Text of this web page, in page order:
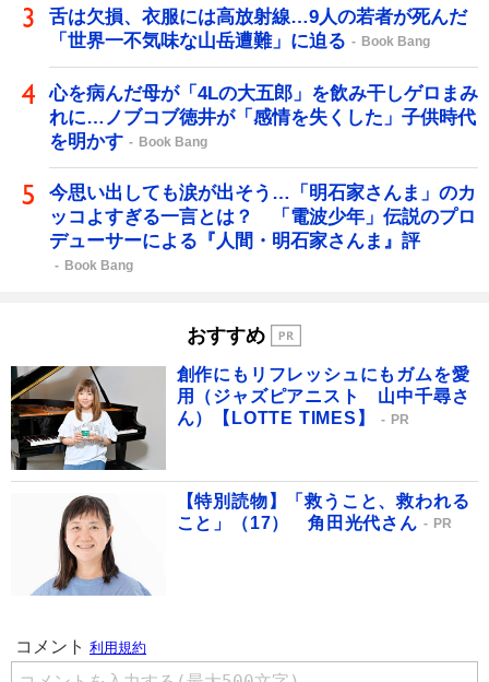
舌は欠損、衣服には高放射線…9人の若者が死んだ
「世界一不気味な山岳遭難」に迫る
Book Bang
心を病んだ母が「4Lの大五郎」を飲み干しゲロまみ
れに…ノブコブ徳井が「感情を失くした」子供時代
を明かす
Book Bang
今思い出しても涙が出そう…「明石家さんま」のカ
ッコよすぎる一言とは？ 「電波少年」伝説のプロ
デューサーによる『人間・明石家さんま』評
Book Bang
おすすめ
創作にもリフレッシュにもガムを愛
用（ジャズピアニスト 山中千尋さ
ん）【LOTTE TIMES】
PR
【特別読物】「救うこと、救われる
こと」（17） 角田光代さん
PR